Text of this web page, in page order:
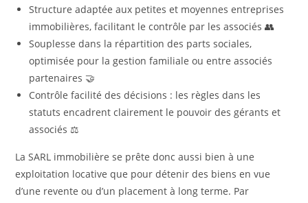
Structure adaptée aux petites et moyennes entreprises
immobilières, facilitant le contrôle par les associés 👥
Souplesse dans la répartition des parts sociales,
optimisée pour la gestion familiale ou entre associés
partenaires 🤝
Contrôle facilité des décisions : les règles dans les
statuts encadrent clairement le pouvoir des gérants et
associés ⚖️
La SARL immobilière se prête donc aussi bien à une
exploitation locative que pour détenir des biens en vue
d’une revente ou d’un placement à long terme. Par